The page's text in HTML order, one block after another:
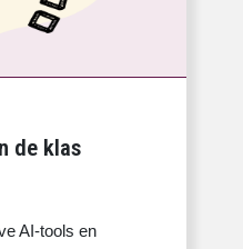
de klas
AI-tools en